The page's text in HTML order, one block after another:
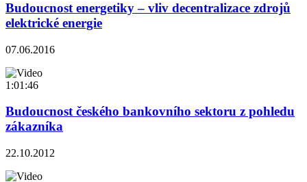
Budoucnost energetiky – vliv decentralizace zdrojů
elektrické energie
07.06.2016
1:01:46
Budoucnost českého bankovního sektoru z pohledu
zákazníka
22.10.2012